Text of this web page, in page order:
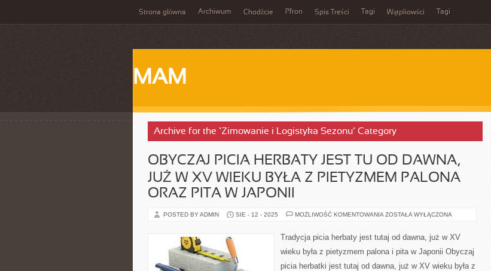
Strona główna Archiwum Chodźcie Pfron Spis Treści Tagi Wątpliowści Tagi
MAM
Archive for the ‘Zimowanie i Logistyka Sezonu’ Category
OBYCZAJ PICIA HERBATY JEST TU OD DAWNA,
JUŻ W XV WIEKU BYŁA Z PIETYZMEM PALONA
ORAZ PITA W JAPONII
POSTED BY ADMIN SIE - 12 - 2025 MOŻLIWOŚĆ KOMENTOWANIA OBYCZAJ
JEST
TU
DAWNA,
W
ZOSTAŁA WYŁĄCZONA
Tradycja picia herbaty jest tutaj od dawna, już w XV
wieku była z pietyzmem palona i pita w Japonii Obyczaj
picia herbatki jest tutaj od dawna, już w XV wieku była z